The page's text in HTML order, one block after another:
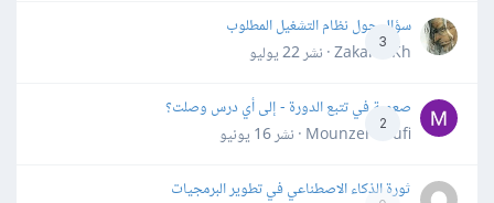
3
سؤال حول نظام التشغيل المطلوب
Zakaria Kh · نشر
22 يوليو
2
صعوبة في تتبع الدورة - إلى أي درس وصلت؟
Mounzer Soufi · نشر
16 يونيو
ثورة الذكاء الاصطناعي في تطوير البرمجيات